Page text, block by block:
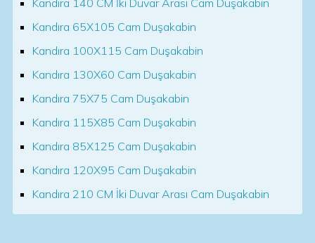
Kandıra 140 CM İki Duvar Arası Cam Duşakabin
Kandıra 65X105 Cam Duşakabin
Kandıra 100X115 Cam Duşakabin
Kandıra 130X60 Cam Duşakabin
Kandıra 75X75 Cam Duşakabin
Kandıra 115X85 Cam Duşakabin
Kandıra 85X125 Cam Duşakabin
Kandıra 120X95 Cam Duşakabin
Kandıra 210 CM İki Duvar Arası Cam Duşakabin